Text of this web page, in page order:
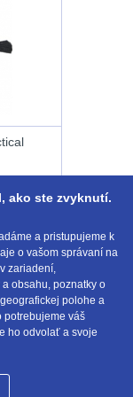
Kúpiť
ako ste zvyknutí.
a pristupujeme k
o vašom správaní na
zariadení,
obsahu, poznatky o
polohe a
potrebujeme váš
ho odvolať a svoje